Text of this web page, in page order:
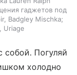
гаджетов под
Badgley Mischka;
Uriage
собой. Погуляй
холодно